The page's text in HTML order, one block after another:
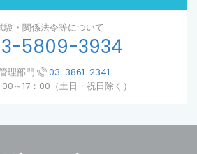
験・関係法令等について
5809-3934
理部門
03-3861-2341
～17：00（土日・祝日除く）